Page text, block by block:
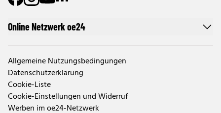
Online Netzwerk oe24
Allgemeine Nutzungsbedingungen
Datenschutzerklärung
Cookie-Liste
Cookie-Einstellungen und Widerruf
Werben im oe24-Netzwerk